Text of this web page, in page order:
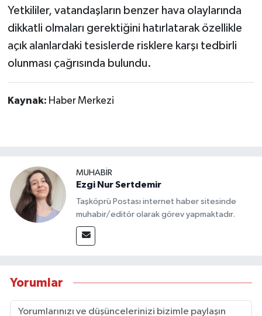
Yetkililer, vatandaşların benzer hava olaylarında
dikkatli olmaları gerektiğini hatırlatarak özellikle
açık alanlardaki tesislerde risklere karşı tedbirli
olunması çağrısında bulundu.
Kaynak: Haber Merkezi
MUHABİR
Ezgi Nur Sertdemir
Taşköprü Postası internet haber sitesinde
muhabir/editör olarak görev yapmaktadır.
Yorumlar